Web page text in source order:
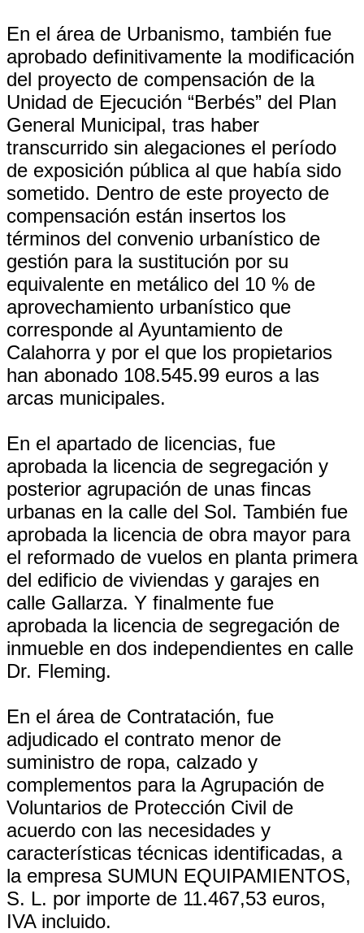
En el área de Urbanismo, también fue
aprobado definitivamente la modificación
del proyecto de compensación de la
Unidad de Ejecución “Berbés” del Plan
General Municipal, tras haber
transcurrido sin alegaciones el período
de exposición pública al que había sido
sometido. Dentro de este proyecto de
compensación están insertos los
términos del convenio urbanístico de
gestión para la sustitución por su
equivalente en metálico del 10 % de
aprovechamiento urbanístico que
corresponde al Ayuntamiento de
Calahorra y por el que los propietarios
han abonado 108.545.99 euros a las
arcas municipales.
En el apartado de licencias, fue
aprobada la licencia de segregación y
posterior agrupación de unas fincas
urbanas en la calle del Sol. También fue
aprobada la licencia de obra mayor para
el reformado de vuelos en planta primera
del edificio de viviendas y garajes en
calle Gallarza. Y finalmente fue
aprobada la licencia de segregación de
inmueble en dos independientes en calle
Dr. Fleming.
En el área de Contratación, fue
adjudicado el contrato menor de
suministro de ropa, calzado y
complementos para la Agrupación de
Voluntarios de Protección Civil de
acuerdo con las necesidades y
características técnicas identificadas, a
la empresa SUMUN EQUIPAMIENTOS,
S. L. por importe de 11.467,53 euros,
IVA incluido.